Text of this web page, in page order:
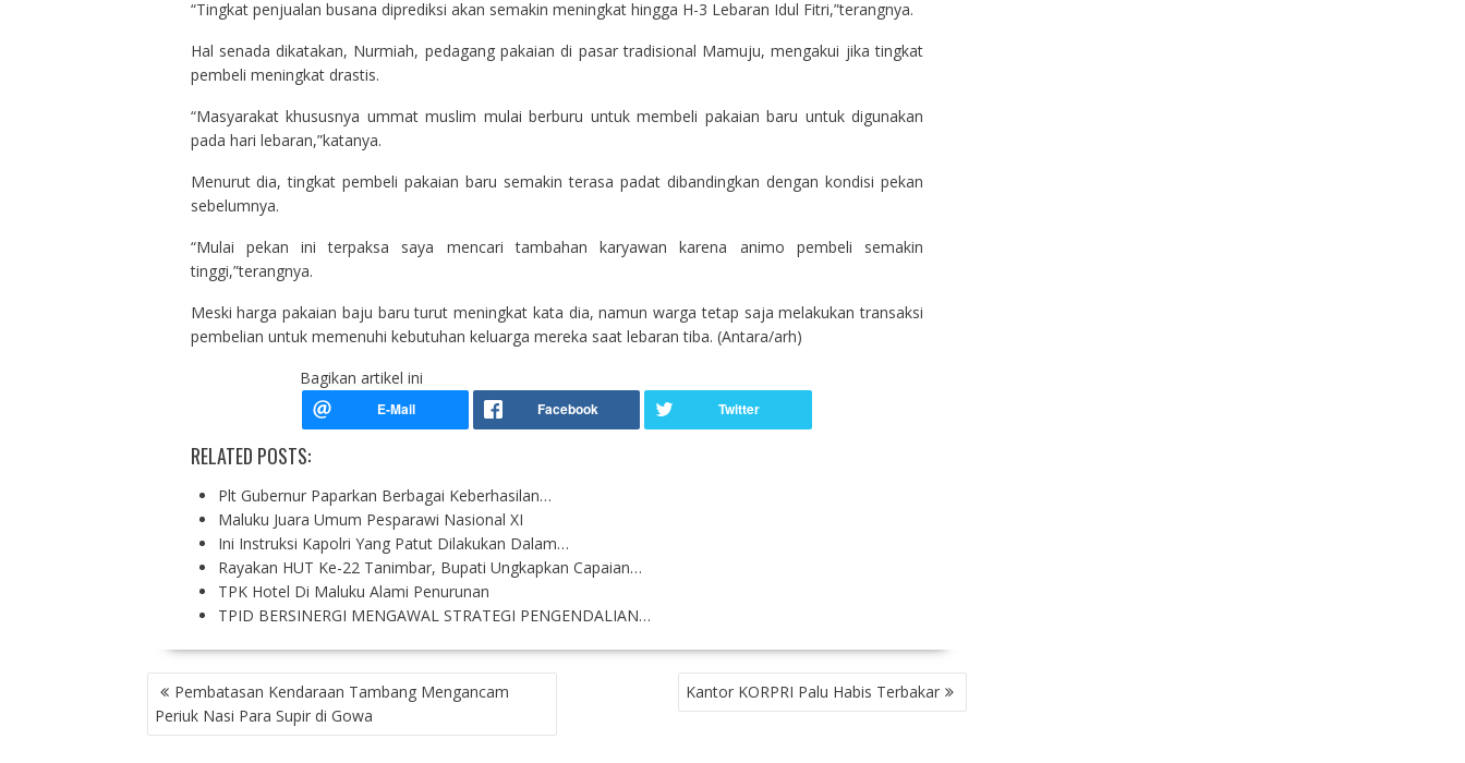
“Tingkat penjualan busana diprediksi akan semakin meningkat hingga H-3 Lebaran Idul Fitri,”terangnya.
Hal senada dikatakan, Nurmiah, pedagang pakaian di pasar tradisional Mamuju, mengakui jika tingkat
pembeli meningkat drastis.
“Masyarakat khususnya ummat muslim mulai berburu untuk membeli pakaian baru untuk digunakan
pada hari lebaran,”katanya.
Menurut dia, tingkat pembeli pakaian baru semakin terasa padat dibandingkan dengan kondisi pekan
sebelumnya.
“Mulai pekan ini terpaksa saya mencari tambahan karyawan karena animo pembeli semakin
tinggi,”terangnya.
Meski harga pakaian baju baru turut meningkat kata dia, namun warga tetap saja melakukan transaksi
pembelian untuk memenuhi kebutuhan keluarga mereka saat lebaran tiba. (Antara/arh)
Bagikan artikel ini
RELATED POSTS:
Plt Gubernur Paparkan Berbagai Keberhasilan…
Maluku Juara Umum Pesparawi Nasional XI
Ini Instruksi Kapolri Yang Patut Dilakukan Dalam…
Rayakan HUT Ke-22 Tanimbar, Bupati Ungkapkan Capaian…
TPK Hotel Di Maluku Alami Penurunan
TPID BERSINERGI MENGAWAL STRATEGI PENGENDALIAN…
P
O
S
Pembatasan Kendaraan Tambang Mengancam
Periuk Nasi Para Supir di Gowa
Kantor KORPRI Palu Habis Terbakar